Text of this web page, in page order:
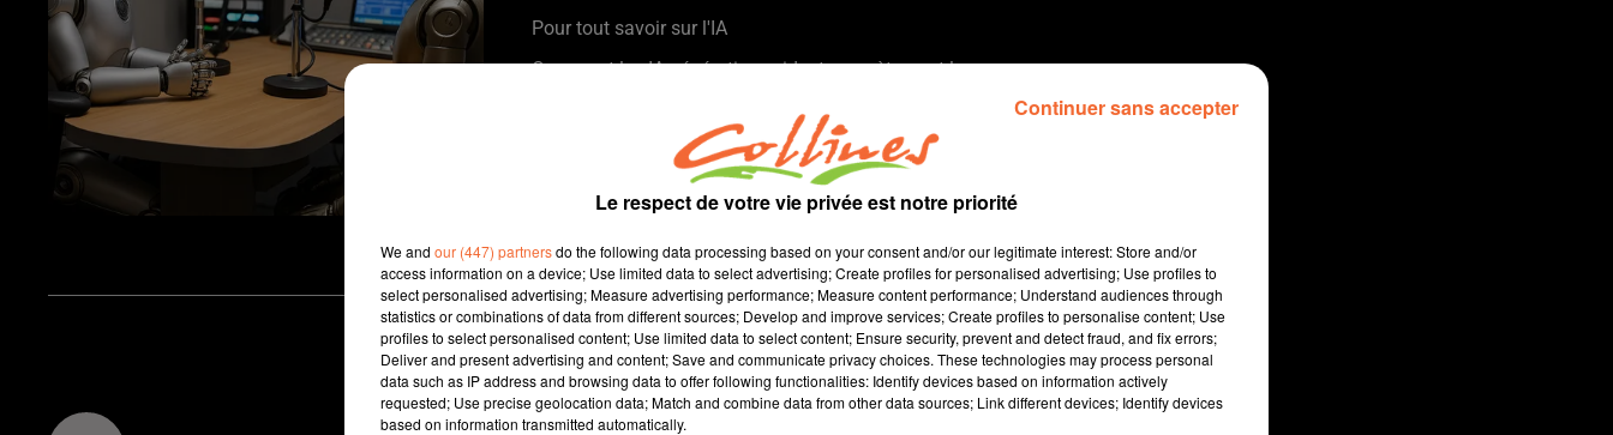
Pour tout savoir sur l'IA
Comment les IA génératives aident concrètement les
professionnels de santé ? Des comptes-rendus à la création
d'exercices personnalisés, l'IA est un outil. Mais attention à
garder l'humain et le savoir-faire au cœur de la pratique.
Pour mieux comprendre le monde qui nous entoure, le monde
Pinon (journaliste Collines) et Sébastien Beaujault (Formateur
et consultant en IA générative) explorent, chaque lundi soir, le
champ des possibles de ces outils numériques.
Ce que l'on peut faire avec, ce que l'on ne peut pas faire, les
bonnes pratiques comme les dangers.
Un podcast de vulgarisation des IA génératives
Le respect de votre vie privée est notre priorité
We and our (447) partnersdo the following data processing based on your consent and/or our legitimate interest: Store and/or
access information on a device; Use limited data to select advertising; Create profiles for personalised advertising; Use profiles to
select personalised advertising; Measure advertising performance; Measure content performance; Understand audiences through
statistics or combinations of data from different sources; Develop and improve services; Create profiles to personalise content; Use
profiles to select personalised content; Use limited data to select content; Ensure security, prevent and detect fraud, and fix errors;
Deliver and present advertising and content; Save and communicate privacy choices. These technologies may process personal
data such as IP address and browsing data to offer following functionalities: Identify devices based on information actively
requested; Use precise geolocation data; Match and combine data from other data sources; Link different devices; Identify devices
based on information transmitted automatically.
Continuer sans accepter